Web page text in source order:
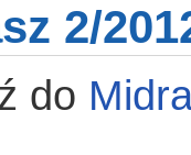
2/
do